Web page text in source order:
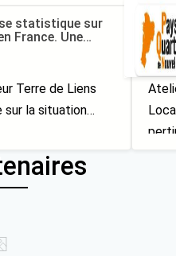
articles et
statistique sur
France. Une
complexe
Terre de Liens
sur la situation